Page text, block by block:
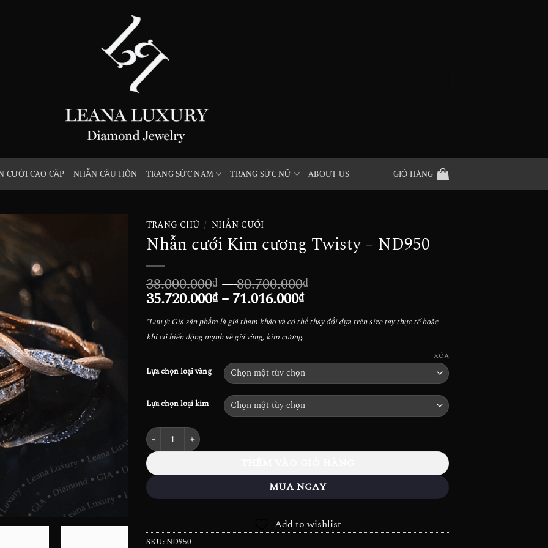
CƯỚI CAO CẤP NHẪN CẦU HÔN TRANG SỨC NAM TRANG SỨC NỮ ABOUT US GIỎ HÀNG
TRANG CHỦ / NHẪN CƯỚI
Nhẫn cưới Kim cương Twisty – ND950
38.000.000₫ –80.700.000₫
từ
38.000.000₫
80.700.000₫
35.720.000₫ –71.016.000₫Khoảng
giá:
từ
đến
71.016.000₫
*Lưu ý: Giá sản phẩm là giá tham khảo và có thể thay đổi dựa trên size tay thực tế hoặc
khi có biến động mạnh về giá vàng, kim cương.
Lựa chọn loại vàng
Lựa chọn loại kim
XÓA
Nhẫn cưới Kim cương Twisty - ND950 số lượng
MUA NGAY
Add to wishlist
SKU: ND950